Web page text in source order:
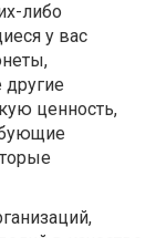
либо
у вас
ценность,